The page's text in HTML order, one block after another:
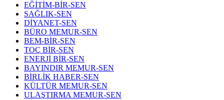
EĞİTİM-BİR-SEN
SAĞLIK-SEN
DİYANET-SEN
BÜRO MEMUR-SEN
BEM-BİR-SEN
TOÇ BİR-SEN
ENERJİ BİR-SEN
BAYINDIR MEMUR-SEN
BİRLİK HABER-SEN
KÜLTÜR MEMUR-SEN
ULAŞTIRMA MEMUR-SEN